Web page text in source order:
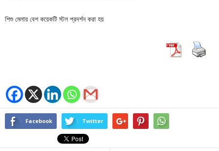
শিশু মেলায় বেশ কয়েকটি স্টল প্রদর্শন করা হয়
Facebook Twitter